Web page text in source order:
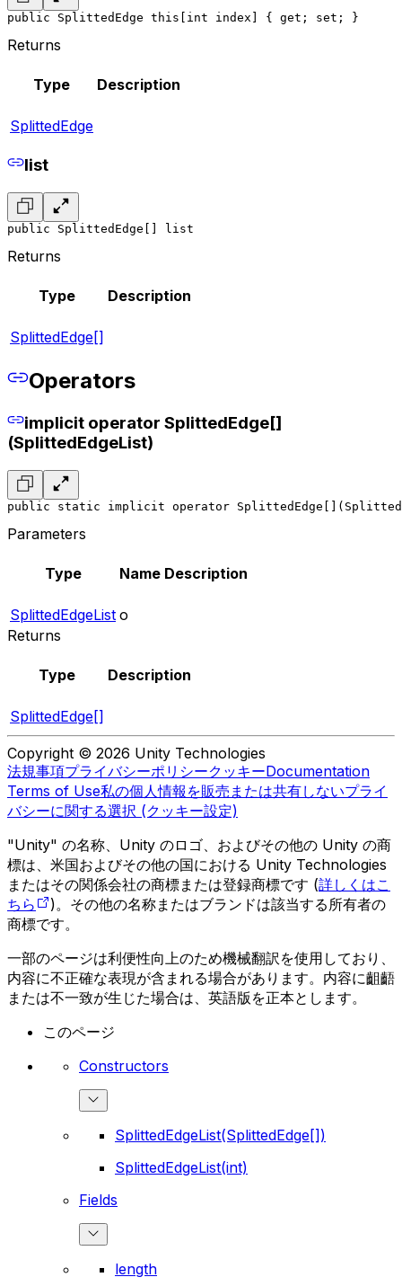
public SplittedEdge this[int index] { get; set; }
Returns
Type Description
SplittedEdge
list
public SplittedEdge[] list
Returns
Type Description
SplittedEdge[]
Operators
implicit operator SplittedEdge[]
(SplittedEdgeList)
public static implicit operator
Parameters
Type Name Description
SplittedEdgeList o
Returns
Type Description
SplittedEdge[]
Copyright © 2026 Unity Technologies
法規事項プライバシーポリシークッキーDocumentation
Terms of Use私の個人情報を販売または共有しないプライ
バシーに関する選択 (クッキー設定)
"Unity" の名称、Unity のロゴ、およびその他の Unity の商
標は、米国およびその他の国における Unity Technologies
またはその関係会社の商標または登録商標です (詳しくはこ
ちら
)。その他の名称またはブランドは該当する所有者の
商標です。
一部のページは利便性向上のため機械翻訳を使用しており、
内容に不正確な表現が含まれる場合があります。内容に齟齬
または不一致が生じた場合は、英語版を正本とします。
このページ
Constructors
SplittedEdgeList(SplittedEdge[])
SplittedEdgeList(int)
Fields
length